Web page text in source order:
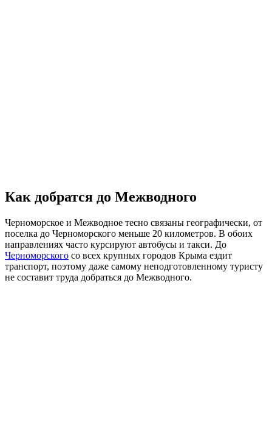
Как добратся до Межводного
Черноморское и Межводное тесно связаны географически, от
поселка до Черноморского меньше 20 километров. В обоих
направлениях часто курсируют автобусы и такси. До
Черноморского со всех крупных городов Крыма ездит
транспорт, поэтому даже самому неподготовленному туристу
не составит труда добраться до Межводного.